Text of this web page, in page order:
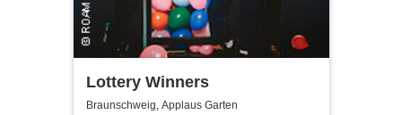
Lottery Winners
Braunschweig, Applaus Garten